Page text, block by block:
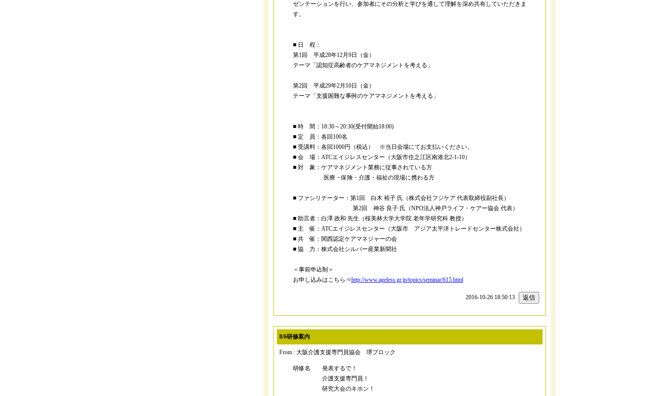
ゼンテーションを行い、参加者にその分析と学びを通して理解を深め共有していただきま
す。
■ 日 程：
第1回 平成28年12月9日（金）
テーマ「認知症高齢者のケアマネジメントを考える」
第2回 平成29年2月10日（金）
テーマ「支援困難な事例のケアマネジメントを考える」
■ 時 間：18:30～20:30(受付開始18:00)
■ 定 員：各回100名
■ 受講料：各回1000円（税込） ※当日会場にてお支払いください。
■ 会 場：ATCエイジレスセンター（大阪市住之江区南港北2-1-10）
■ 対 象：ケアマネジメント業務に従事されている方
医療・保険・介護・福祉の現場に携わる方
■ ファシリテーター：第1回 白木 裕子 氏（株式会社フジケア 代表取締役副社長）
第2回 神谷 良子 氏（NPO法人神戸ライフ・ケアー協会 代表）
■ 助言者：白澤 政和 先生（桜美林大学大学院 老年学研究科 教授）
■ 主 催：ATCエイジレスセンター（大阪市 アジア太平洋トレードセンター株式会社）
■ 共 催：関西認定ケアマネジャーの会
■ 協 力：株式会社シルバー産業新聞社
＜事前申込制＞
お申し込みはこちら⇒http://www.ageless.gr.jp/topics/seminar/615.html
2016-10-26 18:50:13
8/6研修案内
From : 大阪介護支援専門員協会 堺ブロック
研修名 発表するで！
介護支援専門員！
研究大会のキホン！